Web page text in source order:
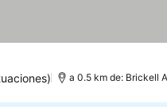
a 0.5 km de: Brickell